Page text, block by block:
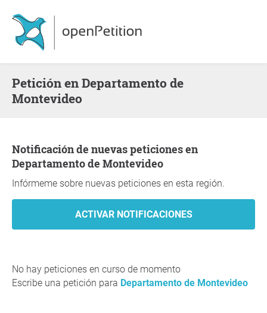
Petición en Departamento de
Montevideo
Notificación de nuevas peticiones en
Departamento de Montevideo
Infórmeme sobre nuevas peticiones en esta región.
No hay peticiones en curso de momento
Escribe una petición para Departamento de Montevideo